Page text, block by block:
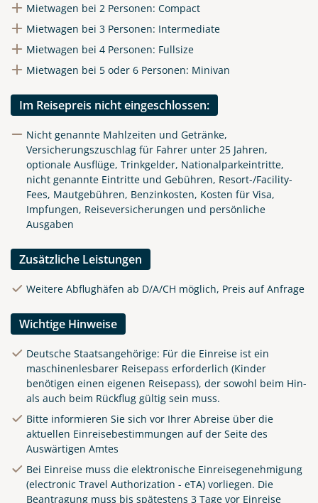
Mietwagen bei 2 Personen: Compact
Mietwagen bei 3 Personen: Intermediate
Mietwagen bei 4 Personen: Fullsize
Mietwagen bei 5 oder 6 Personen: Minivan
Im Reisepreis nicht eingeschlossen:
Nicht genannte Mahlzeiten und Getränke,
Versicherungszuschlag für Fahrer unter 25 Jahren,
optionale Ausflüge, Trinkgelder, Nationalparkeintritte,
nicht genannte Eintritte und Gebühren, Resort-/Facility-
Fees, Mautgebühren, Benzinkosten, Kosten für Visa,
Impfungen, Reiseversicherungen und persönliche
Ausgaben
Zusätzliche Leistungen
Weitere Abflughäfen ab D/A/CH möglich, Preis auf Anfrage
Wichtige Hinweise
Deutsche Staatsangehörige: Für die Einreise ist ein
maschinenlesbarer Reisepass erforderlich (Kinder
benötigen einen eigenen Reisepass), der sowohl beim Hin-
als auch beim Rückflug gültig sein muss.
Bitte informieren Sie sich vor Ihrer Abreise über die
aktuellen Einreisebestimmungen auf der Seite des
Auswärtigen Amtes
Bei Einreise muss die elektronische Einreisegenehmigung
(electronic Travel Authorization - eTA) vorliegen. Die
Beantragung muss bis spätestens 3 Tage vor Einreise